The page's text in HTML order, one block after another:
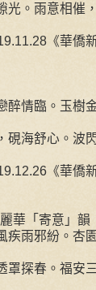
光。雨意相催
《華僑
醉情臨。玉樹
硯海舒心。波
《華僑
華「寄意」韻
疾雨邪紛。杏
罩探春。福安